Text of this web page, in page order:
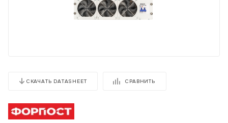
СКАЧАТЬ DATASHEET СРАВНИТЬ